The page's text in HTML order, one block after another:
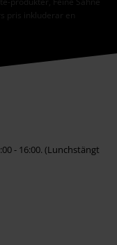
pris inkluderar en
- 16:00. (Lunchstängt